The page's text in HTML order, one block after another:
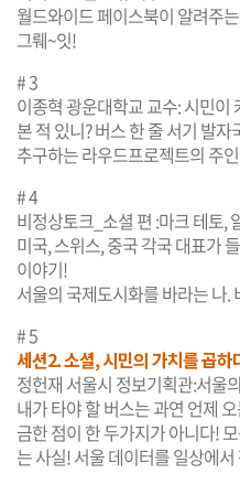
월드와이드 페이스북이 알려주
그뤠~잇!
# 3
이종혁 광운대학교 교수: 시민이
본 적 있니? 버스 한 줄 서기 발
추구하는 라우드프로젝트의 주
# 4
비정상토크_소셜 편 :마크 테토,
미국, 스위스, 중국 각국 대표가
이야기!
서울의 국제도시화를 바라는 나.
# 5
세션2. 소셜, 시민의 가치를 곱하
정헌재 서울시 정보기획관:서울
내가 타야 할 버스는 과연 언제
금한 점이 한 두가지가 아니다!
는 사실! 서울 데이터를 일상에